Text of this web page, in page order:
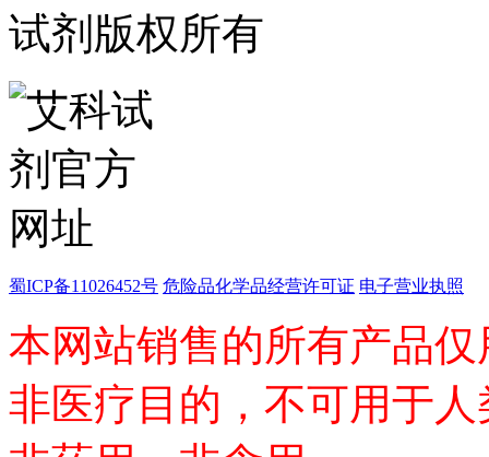
唑
材料科学
生物材料
金属和陶瓷科学
料
纳米材料
有机和印刷电子学
高分子科学
基准试剂
指示剂
染料中间体
染色剂
标准品
色谱试剂
分子筛
试剂版权所有
蜀ICP备11026452号 危险品化学品经营许可证 电子营业执照
本网站销售的所有产品
非医疗目的，不可用于